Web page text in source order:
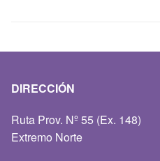
DIRECCIÓN
Ruta Prov. Nº 55 (Ex. 148)
Extremo Norte